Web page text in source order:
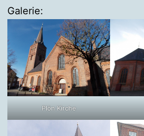
Galerie:
Plön Kirche